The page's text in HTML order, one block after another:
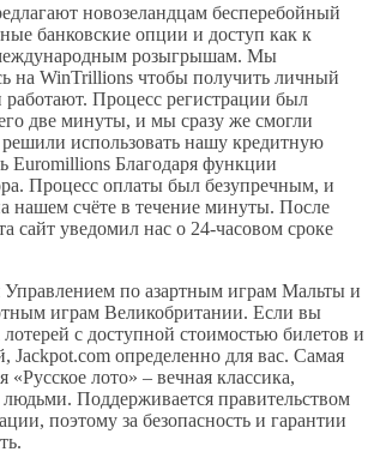
новозеландцам бесперебойный
банковские опции и доступ как к
розыгрышам. Мы
на WinTrillions чтобы получить личный
Процесс регистрации был
две минуты, и мы сразу же смогли
использовать нашу кредитную
Euromillions Благодаря функции
Процесс оплаты был безупречным, и
нашем счёте в течение минуты. После
сайт уведомил нас о 24-часовом сроке
Управлением по азартным играм Мальты и
играм Великобритании. Если вы
с доступной стоимостью билетов и
Jackpot.com определенно для вас. Самая
«Русское лото» – вечная классика,
Поддерживается правительством
поэтому за безопасность и гарантии